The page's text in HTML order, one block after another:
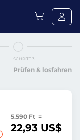
SCHRITT 3
Prüfen & losfahren
5.590 Ft =
22,93 US$